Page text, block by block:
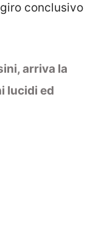
conclusivo
arriva la
lucidi ed